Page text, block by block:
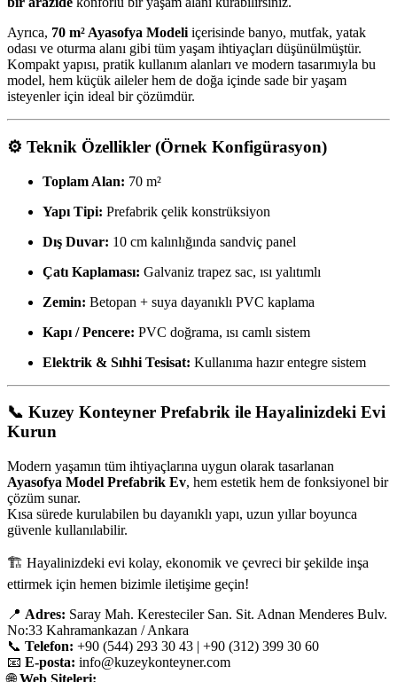
Ayrıca, 70 m² Ayasofya Modeli içerisinde banyo, mutfak, yatak
odası ve oturma alanı gibi tüm yaşam ihtiyaçları düşünülmüştür.
Kompakt yapısı, pratik kullanım alanları ve modern tasarımıyla bu
model, hem küçük aileler hem de doğa içinde sade bir yaşam
isteyenler için ideal bir çözümdür.
⚙️ Teknik Özellikler (Örnek Konfigürasyon)
Toplam Alan: 70 m²
Yapı Tipi: Prefabrik çelik konstrüksiyon
Dış Duvar: 10 cm kalınlığında sandviç panel
Çatı Kaplaması: Galvaniz trapez sac, ısı yalıtımlı
Zemin: Betopan + suya dayanıklı PVC kaplama
Kapı / Pencere: PVC doğrama, ısı camlı sistem
Elektrik & Sıhhi Tesisat: Kullanıma hazır entegre sistem
📞 Kuzey Konteyner Prefabrik ile Hayalinizdeki Evi
Kurun
Modern yaşamın tüm ihtiyaçlarına uygun olarak tasarlanan
Ayasofya Model Prefabrik Ev, hem estetik hem de fonksiyonel bir
çözüm sunar.
Kısa sürede kurulabilen bu dayanıklı yapı, uzun yıllar boyunca
güvenle kullanılabilir.
🏗️ Hayalinizdeki evi kolay, ekonomik ve çevreci bir şekilde inşa
ettirmek için hemen bizimle iletişime geçin!
📍 Adres: Saray Mah. Keresteciler San. Sit. Adnan Menderes Bulv.
No:33 Kahramankazan / Ankara
📞 Telefon: +90 (544) 293 30 43 | +90 (312) 399 30 60
📧 E-posta: info@kuzeykonteyner.com
🌐Web Siteleri: